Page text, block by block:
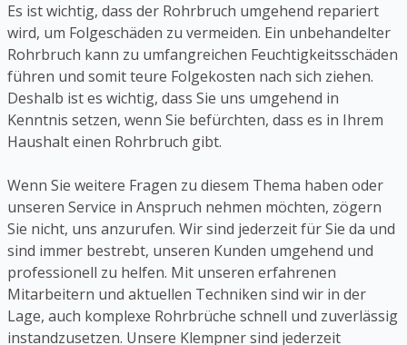
Es ist wichtig, dass der Rohrbruch umgehend repariert
wird, um Folgeschäden zu vermeiden. Ein unbehandelter
Rohrbruch kann zu umfangreichen Feuchtigkeitsschäden
führen und somit teure Folgekosten nach sich ziehen.
Deshalb ist es wichtig, dass Sie uns umgehend in
Kenntnis setzen, wenn Sie befürchten, dass es in Ihrem
Haushalt einen Rohrbruch gibt.
Wenn Sie weitere Fragen zu diesem Thema haben oder
unseren Service in Anspruch nehmen möchten, zögern
Sie nicht, uns anzurufen. Wir sind jederzeit für Sie da und
sind immer bestrebt, unseren Kunden umgehend und
professionell zu helfen. Mit unseren erfahrenen
Mitarbeitern und aktuellen Techniken sind wir in der
Lage, auch komplexe Rohrbrüche schnell und zuverlässig
instandzusetzen. Unsere Klempner sind jederzeit